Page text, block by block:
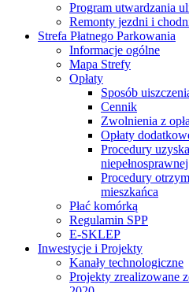
Program utwardzania
Remonty jezdni i
Strefa Płatnego Parkowania
Informacje ogólne
Mapa Strefy
Opłaty
Sposób
Cennik
Zwolnienia z
Opłaty
Procedury
niepełnosprawnej
Procedury
mieszkańca
Płać komórką
Regulamin SPP
E-SKLEP
Inwestycje i Projekty
Kanały technologiczne
Projekty zrealizowane